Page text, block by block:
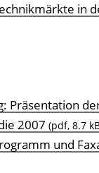
in
Präsentation
2007 (pdf, 8.7
und